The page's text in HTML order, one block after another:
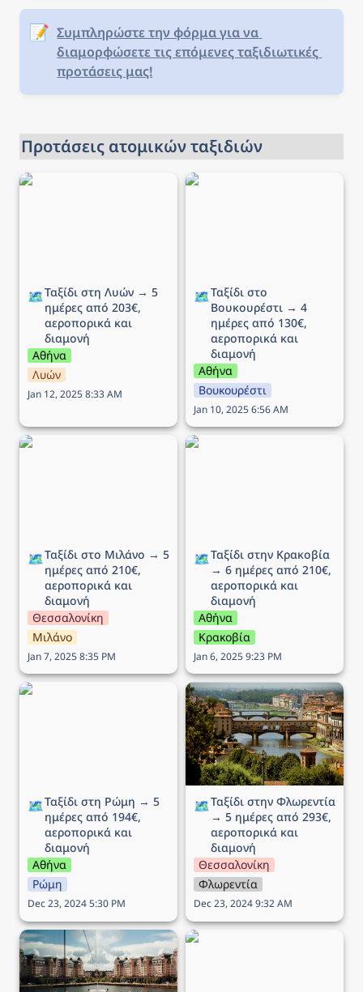
📝 Συμπληρώστε την φόρμα για να
διαμορφώσετε τις επόμενες ταξιδιωτικές
προτάσεις μας!
Προτάσεις ατομικών ταξιδιών
Ταξίδι στη Λυών → 5
🗺️Ταξίδι στη Λυών → 5
ημέρες από 203€,
αεροπορικά και
διαμονή
Αθήνα
Λυών
Jan 12, 2025 8:33 AM
Ταξίδι στο Βουκουρέστι
🗺️Ταξίδι στο
Βουκουρέστι → 4
ημέρες από 130€,
αεροπορικά και
διαμονή
Αθήνα
Βουκουρέστι
Jan 10, 2025 6:56 AM
Ταξίδι στο Μιλάνο → 5
🗺️Ταξίδι στο Μιλάνο → 5
ημέρες από 210€,
αεροπορικά και
διαμονή
Θεσσαλονίκη
Μιλάνο
Jan 7, 2025 8:35 PM
Ταξίδι στην Κρακοβία →
🗺️Ταξίδι στην Κρακοβία
→ 6 ημέρες από 210€,
αεροπορικά και
διαμονή
Αθήνα
Κρακοβία
Jan 6, 2025 9:23 PM
Ταξίδι στη Ρώμη → 5
🗺️Ταξίδι στη Ρώμη → 5
ημέρες από 194€,
αεροπορικά και
διαμονή
Αθήνα
Ρώμη
Dec 23, 2024 5:30 PM
Ταξίδι στην Φλωρεντία →
5 ημέρες από 293€,
αεροπορικά και διαμονή
🗺️Ταξίδι στην Φλωρεντία
→ 5 ημέρες από 293€,
αεροπορικά και
διαμονή
Θεσσαλονίκη
Φλωρεντία
Dec 23, 2024 9:32 AM
Ταξίδι στο Όσλο (25η
Μαρτίου) → 5 ημέρες
από 292€, αεροπορικά
Ταξίδι στην Μπρατισλάβα